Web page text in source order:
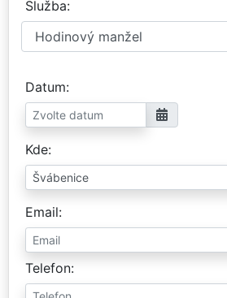
Služba
Datum
Kde
Email
Telefon